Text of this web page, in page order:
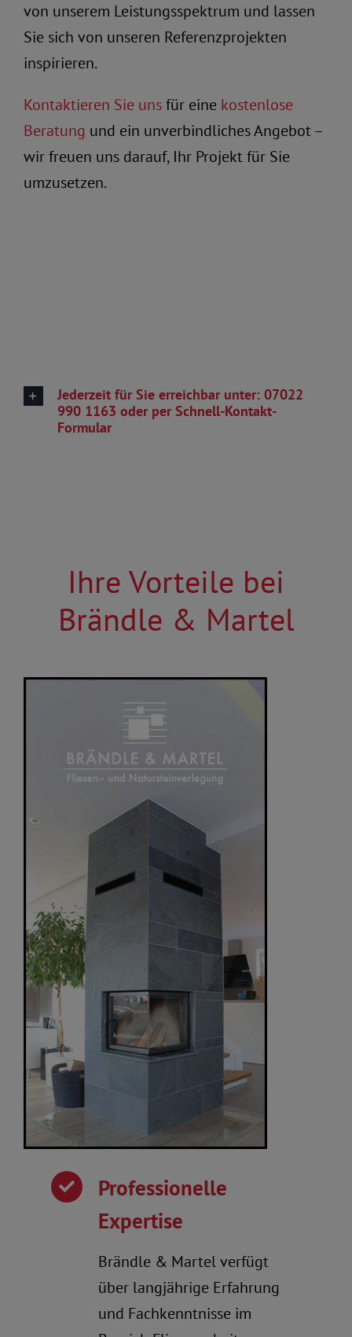
von unserem Leistungsspektrum und lassen
Sie sich von unseren Referenzprojekten
inspirieren.
Kontaktieren Sie unsfür eine kostenlose
Beratung und ein unverbindliches Angebot –
wir freuen uns darauf, Ihr Projekt für Sie
umzusetzen.
Jederzeit für Sie erreichbar unter: 07022
990 1163 oder per Schnell-Kontakt-
Formular
Ihre Vorteile bei
Brändle & Martel
Professionelle
Expertise
Brändle & Martel verfügt
über langjährige Erfahrung
und Fachkenntnisse im